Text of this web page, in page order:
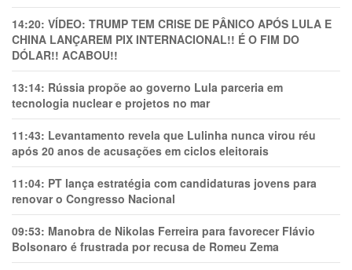
14:20: VÍDEO: TRUMP TEM CRlSE DE PÂNlCO APÓS LULA E
CHINA LANÇAREM PIX INTERNACIONAL!! É O FIM DO
DÓLAR!! ACABOU!!
13:14: Rússia propõe ao governo Lula parceria em
tecnologia nuclear e projetos no mar
11:43: Levantamento revela que Lulinha nunca virou réu
após 20 anos de acusações em ciclos eleitorais
11:04: PT lança estratégia com candidaturas jovens para
renovar o Congresso Nacional
09:53: Manobra de Nikolas Ferreira para favorecer Flávio
Bolsonaro é frustrada por recusa de Romeu Zema